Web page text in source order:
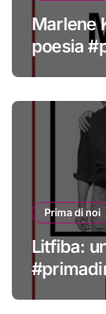
Marlene
poesia
Prima di noi
Litfiba: